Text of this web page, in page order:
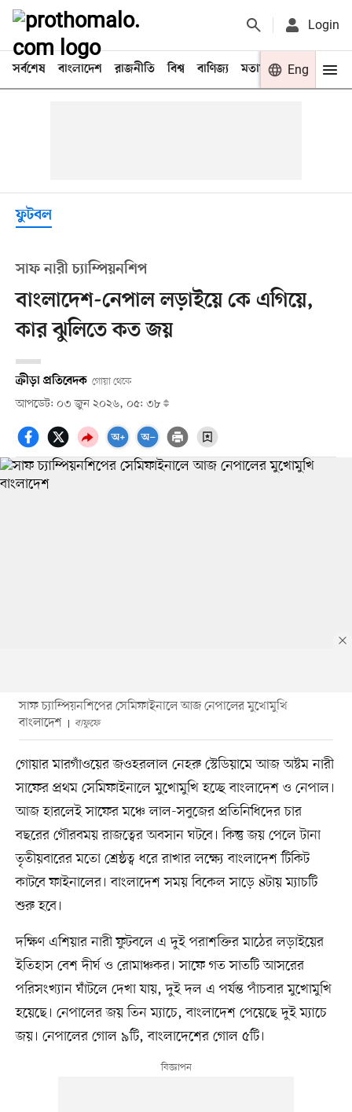
Login
সর্বশেষ বাংলাদেশ রাজনীতি বিশ্ব বাণিজ্য মতামত খেলা
Eng
ফুটবল
সাফ নারী চ্যাম্পিয়নশিপ
বাংলাদেশ-নেপাল লড়াইয়ে কে এগিয়ে,
কার ঝুলিতে কত জয়
ক্রীড়া প্রতিবেদক গোয়া থেকে
আপডেট: ০৩ জুন ২০২৬, ০৫: ৩৮
সাফ চ্যাম্পিয়নশিপের সেমিফাইনালে আজ নেপালের মুখোমুখি
বাংলাদেশ
বাফুফে
গোয়ার মারগাঁওয়ের জওহরলাল নেহরু স্টেডিয়ামে আজ অষ্টম নারী
সাফের প্রথম সেমিফাইনালে মুখোমুখি হচ্ছে বাংলাদেশ ও নেপাল।
আজ হারলেই সাফের মঞ্চে লাল-সবুজের প্রতিনিধিদের চার
বছরের গৌরবময় রাজত্বের অবসান ঘটবে। কিন্তু জয় পেলে টানা
তৃতীয়বারের মতো শ্রেষ্ঠত্ব ধরে রাখার লক্ষ্যে বাংলাদেশ টিকিট
কাটবে ফাইনালের। বাংলাদেশ সময় বিকেল সাড়ে ৪টায় ম্যাচটি
শুরু হবে।
দক্ষিণ এশিয়ার নারী ফুটবলে এ দুই পরাশক্তির মাঠের লড়াইয়ের
ইতিহাস বেশ দীর্ঘ ও রোমাঞ্চকর। সাফে গত সাতটি আসরের
পরিসংখ্যান ঘাঁটলে দেখা যায়, দুই দল এ পর্যন্ত পাঁচবার মুখোমুখি
হয়েছে। নেপালের জয় তিন ম্যাচে, বাংলাদেশ পেয়েছে দুই ম্যাচে
জয়। নেপালের গোল ৯টি, বাংলাদেশের গোল ৫টি।